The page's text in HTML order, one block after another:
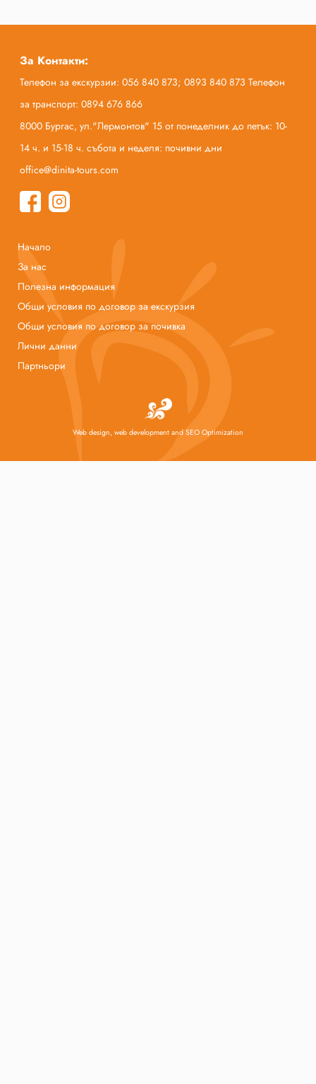
За Контакти:
Телефон за екскурзии: 056 840 873; 0893 840 873 Телефон
за транспорт: 0894 676 866
8000 Бургас, ул."Лермонтов" 15 от понеделник до петък: 10-
14 ч. и 15-18 ч. събота и неделя: почивни дни
office@dinita-tours.com
Начало
За нас
Полезна информация
Общи условия по договор за екскурзия
Общи условия по договор за почивка
Лични данни
Партньори
Web design, web development and SEO Optimization